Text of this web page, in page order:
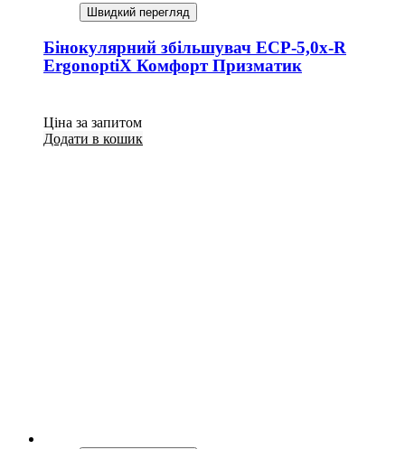
Швидкий перегляд
Бінокулярний збільшувач ECP-5,0x-R
ErgonoptiX Комфорт Призматик
Ціна за запитом
Додати в кошик